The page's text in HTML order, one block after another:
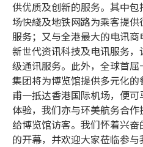
供优质及创新的服务。其中
场快綫及地铁网路为乘客提
服务；又与全港最大的电讯
新世代资讯科技及电讯服务
级通讯服务。此外，全球首
集团将为博览馆提供多元化
甫一抵达香港国际机场，便
体验，我们亦与环美航务合
给博览馆访客。我们怀着兴奋
的开幕，并欢迎大家莅临参与